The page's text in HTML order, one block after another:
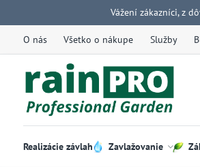
Vážení zákazníci, z
O nás Všetko o nákupe Služby
Realizácie závlah Zavlažovanie